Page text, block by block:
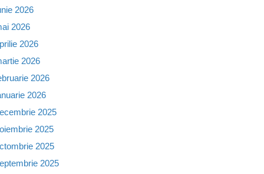
2026
2026
2026
2026
2026
2026
2025
2025
2025
2025